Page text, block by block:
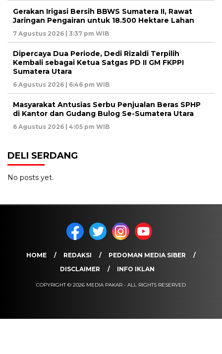
Gerakan Irigasi Bersih BBWS Sumatera II, Rawat
Jaringan Pengairan untuk 18.500 Hektare Lahan
7 Agustus 2026 | 3:37 pm WIB
Dipercaya Dua Periode, Dedi Rizaldi Terpilih
Kembali sebagai Ketua Satgas PD II GM FKPPI
Sumatera Utara
6 Agustus 2026 | 6:46 pm WIB
Masyarakat Antusias Serbu Penjualan Beras SPHP
di Kantor dan Gudang Bulog Se-Sumatera Utara
6 Agustus 2026 | 4:05 pm WIB
DELI SERDANG
No posts yet.
HOME REDAKSI
PEDOMAN MEDIA SIBER
DISCLAIMER
INFO IKLAN
COPYRIGHT © 2026 MEDIA PAKAR - ALL RIGHTS RESERVED